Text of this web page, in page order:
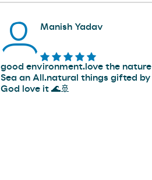
Manish Yadav
good environment.love the nature
Sea an All.natural things gifted by
God love it 🌊🚢